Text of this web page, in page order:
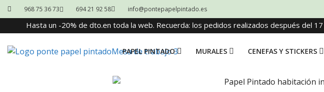
968 75 36 73 694 21 92 58 info@pontepapelpintado.es
Hasta un -20% de dto.en toda la web. Recuerda: los pedidos realizados después del
PAPEL PINTADO MURALES CENEFAS Y STICKERS